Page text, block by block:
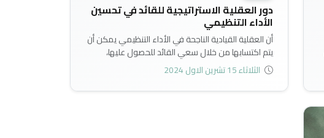
دور العقلية الاستراتيجية للقائد في تحسين
الأداء التنظيمي
أن العقلية القيادية الناجحة في الأداء التنظيمي يمكن أن
يتم اكتسابها من خلال سعي القائد للحصول عليها،
فحينما يكون مثابرا متميزا وذا إصرار كبير في امتلاك
العقلية الاستراتيجية، فإنه سوف يحصل على ما يريد،
ولكن بعد أن يبذل الجهود الهائلة في هذا المجال، وبعد
الثلاثاء 15 تشرين الاول 2024